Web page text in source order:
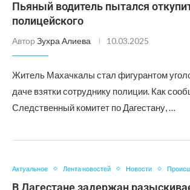
Пьяный водитель пытался
полицейского
Автор Зухра Алиева 10.03.2025
Житель Махачкалы стал фигурантом
даче взятки сотруднику полиции. Как
Следственный комитет по Дагестану, …
Актуальное Лента новостей Новости
В Дагестане задержан